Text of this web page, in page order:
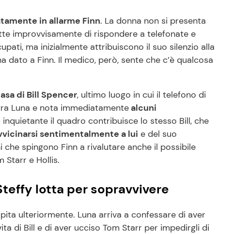
in allarme Finn. La donna non si presenta
improvvisamente di rispondere a telefonate e
ma inizialmente attribuiscono il suo silenzio alla
a Finn. Il medico, però, sente che c’è qualcosa
di Bill Spencer, ultimo luogo in cui il telefono di
Luna e nota immediatamente alcuni
il quadro contribuisce lo stesso Bill, che
sentimentalmente a lui e del suo
spingono Finn a rivalutare anche il possibile
Starr e Hollis.
lotta per sopravvivere
ulteriormente. Luna arriva a confessare di aver
di Bill e di aver ucciso Tom Starr per impedirgli di